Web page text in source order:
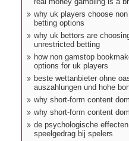
why uk players choose
betting options
why uk bettors are
unrestricted betting
how non gamstop
options for uk players
beste wettanbieter ohne
auszahlungen und hohe
why short-form content
why short-form content
de psychologische
speelgedrag bij spelers